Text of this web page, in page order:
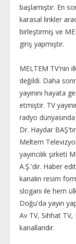
başlamıştır. En
karasal linkler
birleştirmiş ve
giriş yapmıştır.
MELTEM TV'nin
değildi. Daha
yayınını hayata
etmiştir. TV
radyo
Dr. Haydar
Meltem
yayıncılık şirketi
A.Ş.'dir. Haber
kanalın resim
sloganı ile hem
Doğu'da yayın
Av TV, Sıhhat
kanallarıdır.